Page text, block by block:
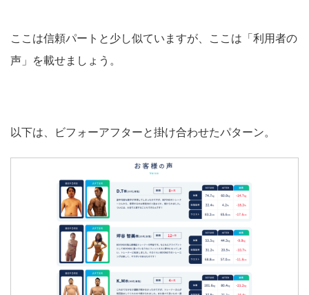
ここは信頼パートと少し似ていますが、ここは「利用者の
声」を載せましょう。
以下は、ビフォーアフターと掛け合わせたパターン。